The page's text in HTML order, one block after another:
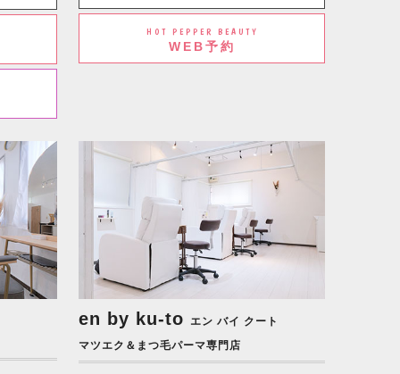
HOT PEPPER BEAUTY
WEB予約
en by ku-to
エン バイ クート
マツエク＆まつ毛パーマ専門店